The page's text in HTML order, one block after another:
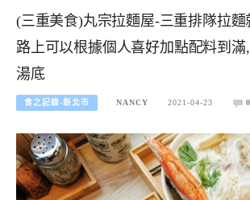
(三重美食)丸宗拉麵屋-三重排隊拉麵
路上可以根據個人喜好加點配料到
湯底
食之記錄-新北市 NANCY 2021-04-23 0